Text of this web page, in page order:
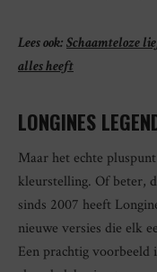
Lees ook:Schaamteloze
alles heeft
LONGINES
Maar het echte
kleurstelling. Of beter,
sinds 2007 heeft
nieuwe versies die elk
Een prachtig voorbeeld